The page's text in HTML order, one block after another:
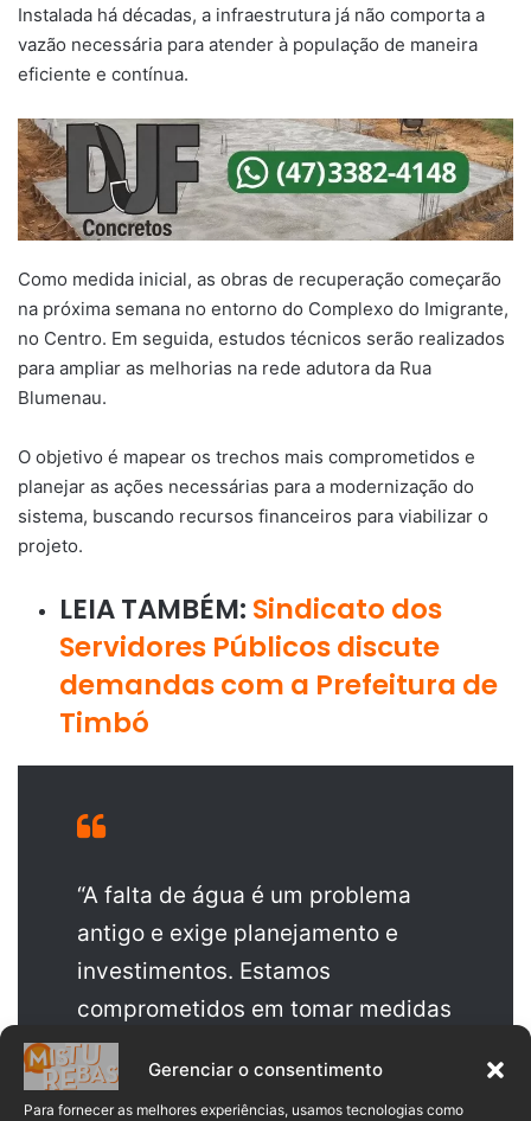
Gerenciar o consentimento
Para fornecer as melhores experiências, usamos tecnologias como
Instalada há décadas, a infraestrutura já não comporta a
vazão necessária para atender à população de maneira
eficiente e contínua.
Como medida inicial, as obras de recuperação começarão
na próxima semana no entorno do Complexo do Imigrante,
no Centro. Em seguida, estudos técnicos serão realizados
para ampliar as melhorias na rede adutora da Rua
Blumenau.
O objetivo é mapear os trechos mais comprometidos e
planejar as ações necessárias para a modernização do
sistema, buscando recursos financeiros para viabilizar o
projeto.
LEIA TAMBÉM: Sindicato dos
Servidores Públicos discute
demandas com a Prefeitura de
Timbó
“A falta de água é um problema
antigo e exige planejamento e
investimentos. Estamos
comprometidos em tomar medidas
efetivas para trazer conforto e
segurança às comunidades